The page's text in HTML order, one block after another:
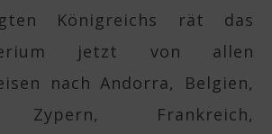
Königreichs rät das
jetzt von allen
nach Andorra, Belgien,
Zypern, Frankreich,